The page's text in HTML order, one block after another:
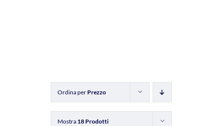
Ordina per Prezzo
Mostra 18 Prodotti